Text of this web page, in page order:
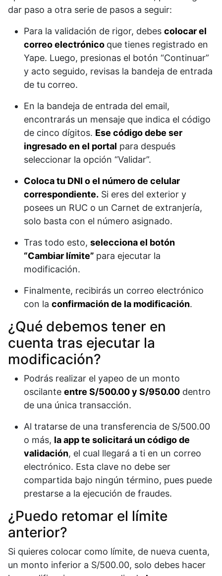
dar paso a otra serie de pasos a seguir:
Para la validación de rigor, debes colocar el
correo electrónico que tienes registrado en
Yape. Luego, presionas el botón “Continuar”
y acto seguido, revisas la bandeja de entrada
de tu correo.
En la bandeja de entrada del email,
encontrarás un mensaje que indica el código
de cinco dígitos. Ese código debe ser
ingresado en el portal para después
seleccionar la opción “Validar”.
Coloca tu DNI o el número de celular
correspondiente. Si eres del exterior y
posees un RUC o un Carnet de extranjería,
solo basta con el número asignado.
Tras todo esto, selecciona el botón
“Cambiar límite” para ejecutar la
modificación.
Finalmente, recibirás un correo electrónico
con la confirmación de la modificación.
¿Qué debemos tener en
cuenta tras ejecutar la
modificación?
Podrás realizar el yapeo de un monto
oscilante entre S/500.00 y S/950.00 dentro
de una única transacción.
Al tratarse de una transferencia de S/500.00
o más, la app te solicitará un código de
validación, el cual llegará a ti en un correo
electrónico. Esta clave no debe ser
compartida bajo ningún término, pues puede
prestarse a la ejecución de fraudes.
¿Puedo retomar el límite
anterior?
Si quieres colocar como límite, de nueva cuenta,
un monto inferior a S/500.00, solo debes hacer